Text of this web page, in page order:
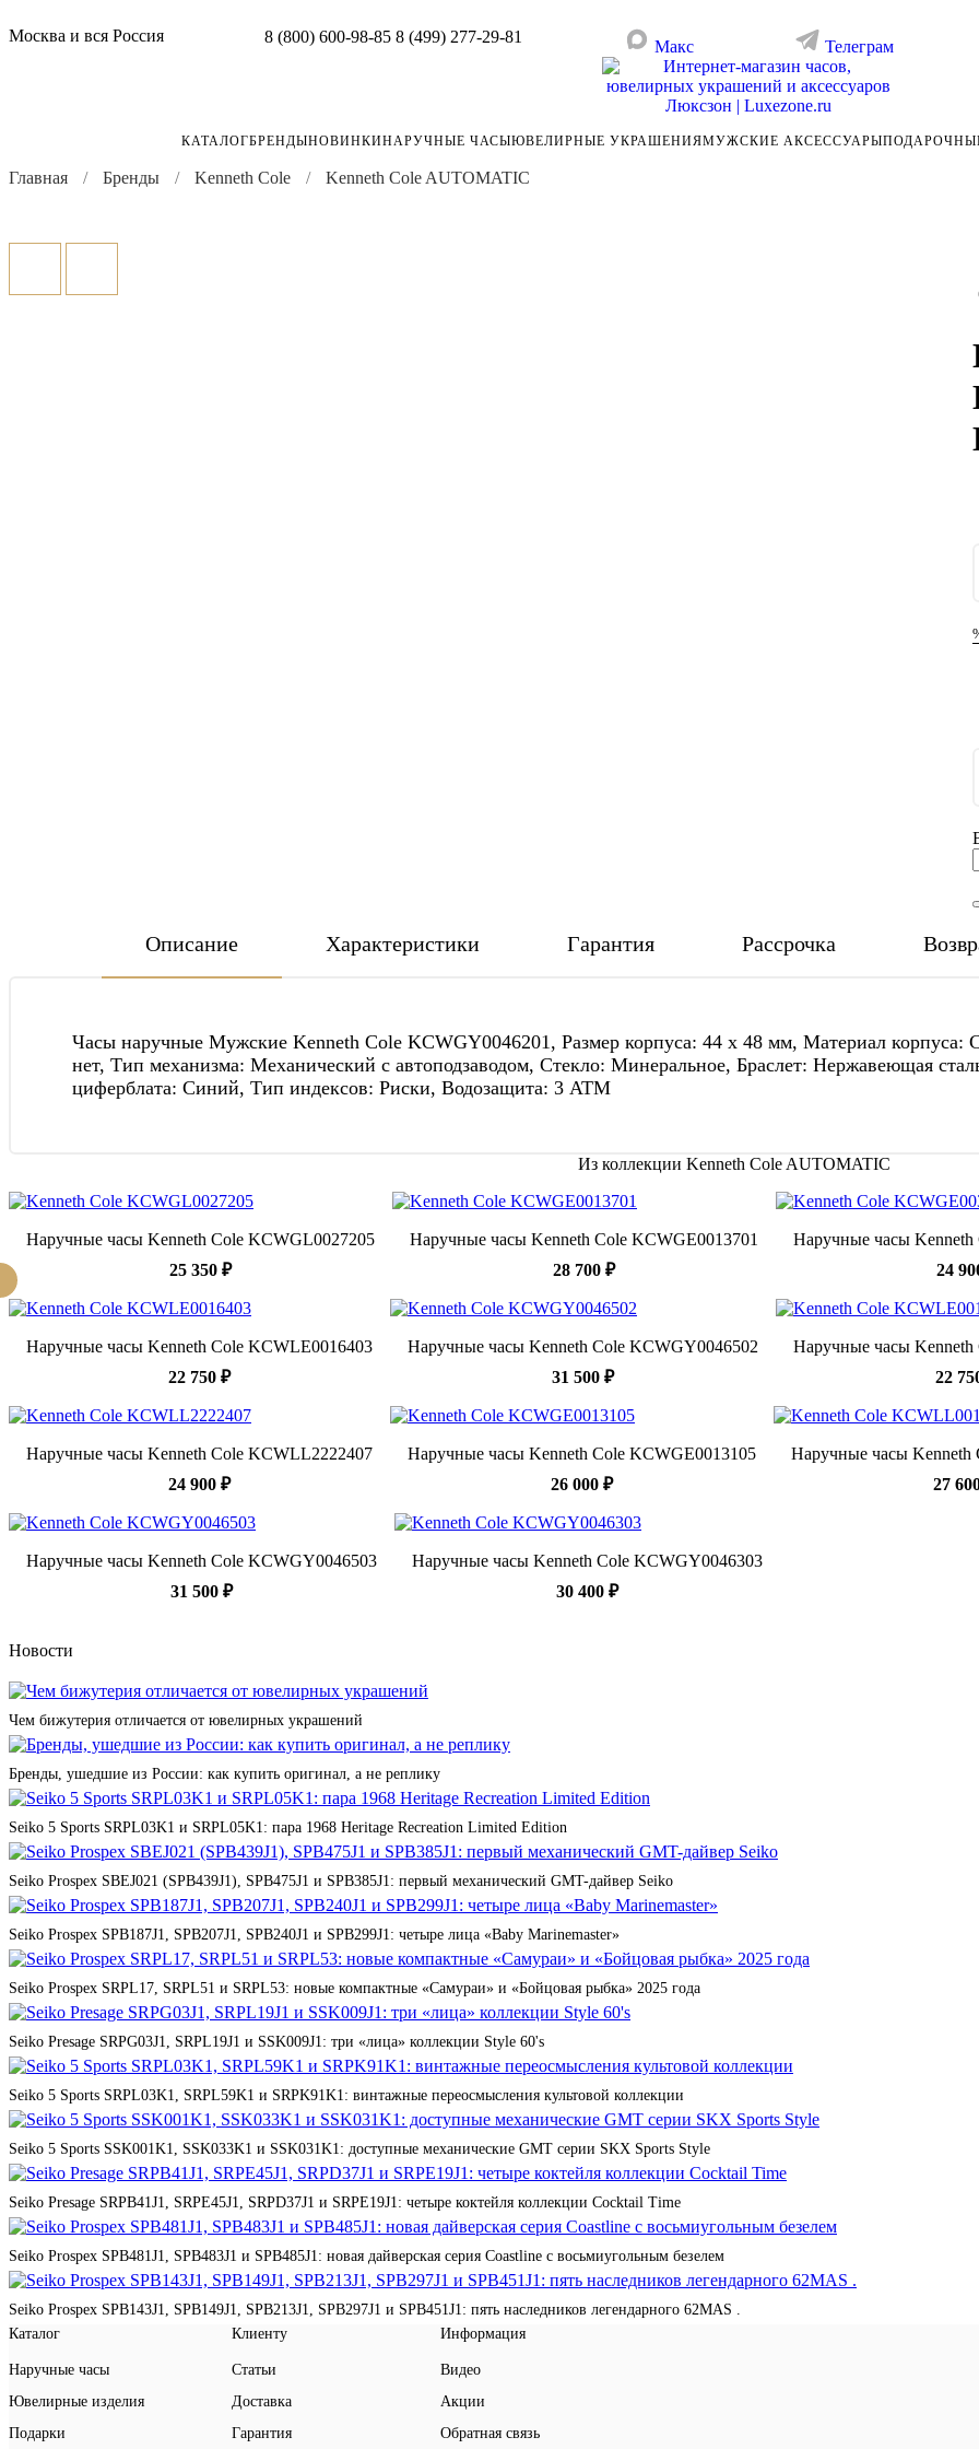
Москва и вся Россия 8 (800) 600-98-85 8 (499) 277-29-81
Макс Телеграм
КАТАЛОГБРЕНДЫНОВИНКИНАРУЧНЫЕ ЧАСЫЮВЕЛИРНЫЕ УКРАШЕНИЯМУЖСКИЕ АКСЕССУАРЫ
Главная Бренды Kenneth Cole Kenneth Cole AUTOMATIC
Описание Характеристики Гарантия Рассрочка
Часы наручные Мужские Kenneth Cole KCWGY0046201, Размер корпуса: 44 х 48 мм, Материал корпуса:
нет, Тип механизма: Механический с автоподзаводом, Стекло: Минеральное, Браслет: Нержавеющая
циферблата: Синий, Тип индексов: Риски, Водозащита: 3 ATM
Из коллекции Kenneth Cole AUTOMATIC
Наручные часы Kenneth Cole KCWGL0027205
25 350 ₽
Наручные часы Kenneth Cole KCWGE0013701
28 700 ₽
Наручные часы
24
Наручные часы Kenneth Cole KCWLE0016403
22 750 ₽
Наручные часы Kenneth Cole KCWGY0046502
31 500 ₽
Наручные часы
22
Наручные часы Kenneth Cole KCWLL2222407
24 900 ₽
Наручные часы Kenneth Cole KCWGE0013105
26 000 ₽
Наручные часы
27
Наручные часы Kenneth Cole KCWGY0046503
31 500 ₽
Наручные часы Kenneth Cole KCWGY0046303
30 400 ₽
Новости
Чем бижутерия отличается от ювелирных украшений
Бренды, ушедшие из России: как купить оригинал, а не реплику
Seiko 5 Sports SRPL03K1 и SRPL05K1: пара 1968 Heritage Recreation Limited Edition
Seiko Prospex SBEJ021 (SPB439J1), SPB475J1 и SPB385J1: первый механический GMT-дайвер Seiko
Seiko Prospex SPB187J1, SPB207J1, SPB240J1 и SPB299J1: четыре лица «Baby Marinemaster»
Seiko Prospex SRPL17, SRPL51 и SRPL53: новые компактные «Самураи» и «Бойцовая рыбка» 2025 года
Seiko Presage SRPG03J1, SRPL19J1 и SSK009J1: три «лица» коллекции Style 60's
Seiko 5 Sports SRPL03K1, SRPL59K1 и SRPK91K1: винтажные переосмысления культовой коллекции
Seiko 5 Sports SSK001K1, SSK033K1 и SSK031K1: доступные механические GMT серии SKX Sports Style
Seiko Presage SRPB41J1, SRPE45J1, SRPD37J1 и SRPE19J1: четыре коктейля коллекции Cocktail Time
Seiko Prospex SPB481J1, SPB483J1 и SPB485J1: новая дайверская серия Coastline с восьмиугольным безелем
Seiko Prospex SPB143J1, SPB149J1, SPB213J1, SPB297J1 и SPB451J1: пять наследников легендарного 62MAS .
Каталог
Наручные часы
Ювелирные изделия
Подарки
Клиенту
Статьи
Доставка
Гарантия
Информация
Видео
Акции
Обратная связь